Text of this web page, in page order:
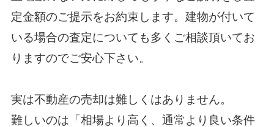
定金額のご提示をお約束します。建物が付いて
いる場合の査定についても多くご相談頂いてお
りますのでご安心下さい。
実は不動産の売却は難しくはありません。
難しいのは「相場より高く、通常より良い条件